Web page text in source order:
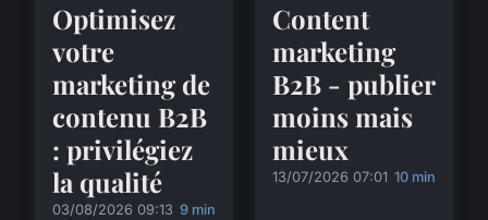
Optimisez
votre
marketing de
contenu B2B
: privilégiez
la qualité
03/08/2026 09:13 9 min
Content
marketing
B2B - publier
moins mais
mieux
13/07/2026 07:01 10 min